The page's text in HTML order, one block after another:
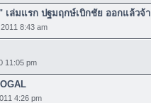
ล่มแรก ปฐมฤกษ์เบิกชัย ออกแล้วจ้า
8:43 am
11:05 pm
4:26 pm